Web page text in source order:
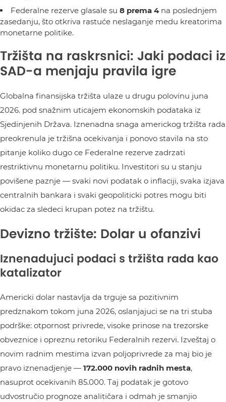
Federalne rezerve glasale su 8 prema 4na poslednjem
zasedanju, što otkriva rastuće neslaganje medu kreatorima
monetarne politike.
Tržišta na raskrsnici: Jaki podaci iz
SAD-a menjaju pravila igre
Globalna finansijska tržišta ulaze u drugu polovinu juna
2026. pod snažnim uticajem ekonomskih podataka iz
Sjedinjenih Država. Iznenadna snaga americkog tržišta rada
preokrenula je tržišna ocekivanja i ponovo stavila na sto
pitanje koliko dugo ce Federalne rezerve zadrzati
restriktivnu monetarnu politiku. Investitori su u stanju
povišene paznje — svaki novi podatak o inflaciji, svaka izjava
centralnih bankara i svaki geopoliticki potres mogu biti
okidac za sledeci krupan potez na tržištu.
Devizno tržište: Dolar u ofanzivi
Iznenadujuci podaci s tržišta rada kao
katalizator
Americki dolar nastavlja da trguje sa pozitivnim
predznakom tokom juna 2026, oslanjajuci se na tri stuba
podrške: otpornost privrede, visoke prinose na trezorske
obveznice i opreznu retoriku Federalnih rezervi. Izveštaj o
novim radnim mestima izvan poljoprivrede za maj bio je
pravo iznenadjenje — 172.000 novih radnih mesta,
nasuprot ocekivanih 85.000. Taj podatak je gotovo
udvostručio prognoze analitičara i odmah je smanjio